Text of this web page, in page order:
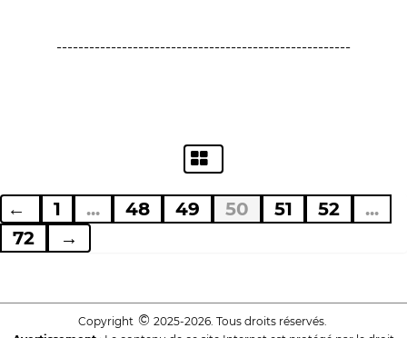
------------------------------------------------------
← 1 ... 48 49 50 51 52
...
72
→
Copyright © 2025-2026. Tous droits réservés.